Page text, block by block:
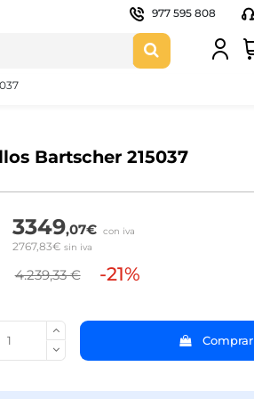
977 595 808
Bartscher 215037
3349,07€ con iva
2767,83€ sin iva
4.239,33 € -21%
Comprar